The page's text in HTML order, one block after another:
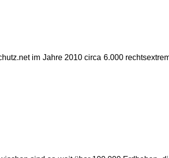
im Jahre 2010 circa 6.000